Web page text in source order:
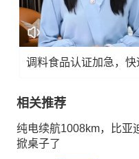
调料食品认证加急，快
相关推荐
纯电续航1008km，比亚
掀桌子了